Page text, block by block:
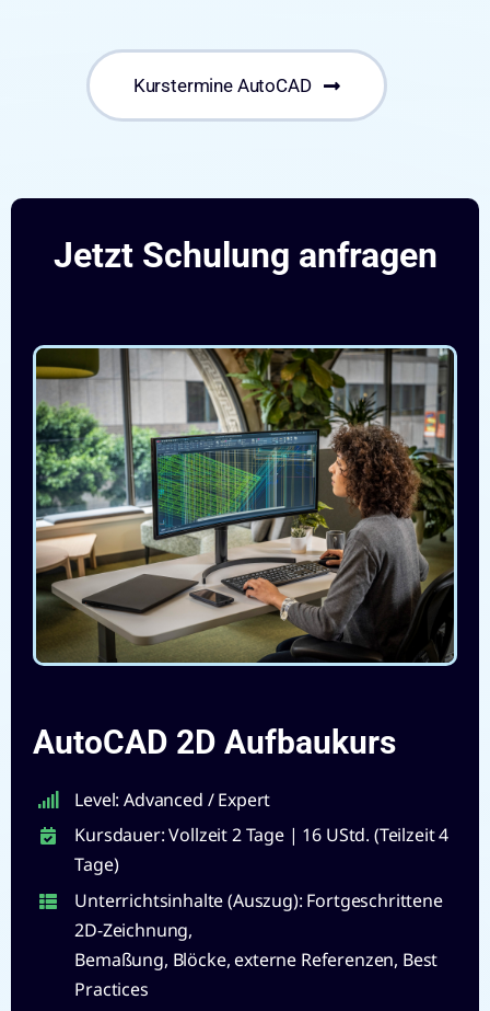
Kurstermine AutoCAD
Jetzt Schulung anfragen
AutoCAD 2D Aufbaukurs
Level: Advanced / Expert
Kursdauer: Vollzeit 2 Tage | 16 UStd. (Teilzeit 4
Tage)
Unterrichtsinhalte (Auszug): Fortgeschrittene
2D-Zeichnung,
Bemaßung, Blöcke, externe Referenzen, Best
Practices